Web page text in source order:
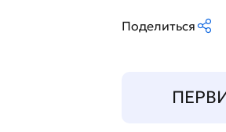
Поделиться